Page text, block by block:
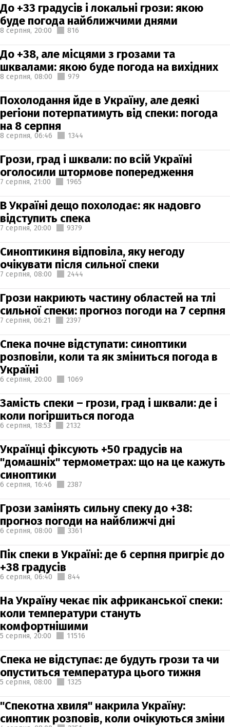
До +33 градусів і локальні грози: якою
буде погода найближчими днями
8 серпня, 20:00 816
До +38, але місцями з грозами та
шквалами: якою буде погода на вихідних
8 серпня, 08:00 979
Похолодання йде в Україну, але деякі
регіони потерпатимуть від спеки: погода
на 8 серпня
8 серпня, 06:46 1344
Грози, град і шквали: по всій Україні
оголосили штормове попередження
7 серпня, 21:00 1965
В Україні дещо похолодає: як надовго
відступить спека
7 серпня, 20:00 9379
Синоптикиня відповіла, яку негоду
очікувати після сильної спеки
7 серпня, 08:00 2444
Грози накриють частину областей на тлі
сильної спеки: прогноз погоди на 7 серпня
7 серпня, 06:21 2397
Спека почне відступати: синоптики
розповіли, коли та як зміниться погода в
Україні
6 серпня, 20:00 1069
Замість спеки – грози, град і шквали: де і
коли погіршиться погода
6 серпня, 18:53 2132
Українці фіксують +50 градусів на
"домашніх" термометрах: що на це кажуть
синоптики
6 серпня, 16:46 2387
Грози замінять сильну спеку до +38:
прогноз погоди на найближчі дні
6 серпня, 08:00 3361
Пік спеки в Україні: де 6 серпня пригріє до
+38 градусів
6 серпня, 06:40 844
На Україну чекає пік африканської спеки:
коли температури стануть
комфортнішими
5 серпня, 20:00 11516
Спека не відступає: де будуть грози та чи
опуститься температура цього тижня
5 серпня, 08:00 1325
"Спекотна хвиля" накрила Україну:
синоптик розповів, коли очікуються зміни